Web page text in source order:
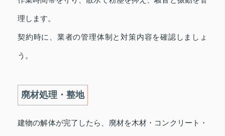
理します。
契約時に、業者の管理体制と対策内容を確認しましょ
う。
廃材処理・整地
建物の解体が完了したら、廃材を木材・コンクリート・